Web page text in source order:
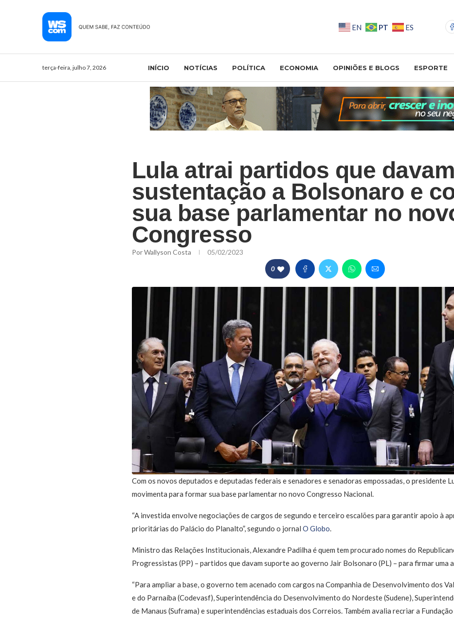
EN PT ES
terça-feira, julho 7, 2026 INÍCIO NOTÍCIAS POLÍTICA ECONOMIA OPINIÕES E BLOGS ESPORTE
Lula atrai partidos que davam
sustentação a Bolsonaro e
sua base parlamentar no
Congresso
PorWallyson Costa 05/02/2023
0
Com os novos deputados e deputadas federais e senadores e senadoras empossadas, o presidente
movimenta para formar sua base parlamentar no novo Congresso Nacional.
“A investida envolve negociações de cargos de segundo e terceiro escalões para garantir apoio à
prioritárias do Palácio do Planalto”, segundo o jornal O Globo.
Ministro das Relações Institucionais, Alexandre Padilha é quem tem procurado nomes do
Progressistas (PP) – partidos que davam suporte ao governo Jair Bolsonaro (PL) – para firmar uma
“Para ampliar a base, o governo tem acenado com cargos na Companhia de Desenvolvimento dos
e do Parnaíba (Codevasf), Superintendência do Desenvolvimento do Nordeste (Sudene),
de Manaus (Suframa) e superintendências estaduais dos Correios. Também avalia recriar a